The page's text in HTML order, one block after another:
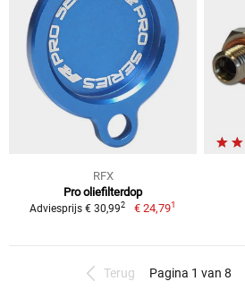
RFX
Pro oliefilterdop
Adviesprijs € 30,992 € 24,791
Terug Pagina 1 van 8